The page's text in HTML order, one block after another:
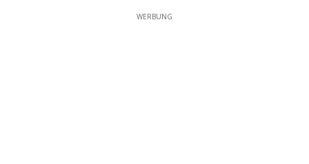
WERBUNG